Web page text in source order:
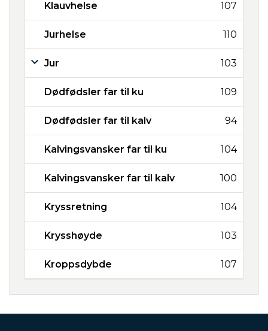
Klauvhelse 107
Jurhelse 110
Jur 103
Dødfødsler far til ku 109
Dødfødsler far til kalv 94
Kalvingsvansker far til ku 104
Kalvingsvansker far til kalv 100
Kryssretning 104
Krysshøyde 103
Kroppsdybde 107